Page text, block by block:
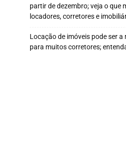
partir de dezembro; veja o que
locadores, corretores e
Locação de imóveis pode ser a
para muitos corretores;